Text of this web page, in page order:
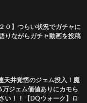
０】つらい状況でガチャに
ながらガチャ動画を投稿
天井覚悟のジェム投入！魔
ジェム価値ありにカモら
い！！【DQウォーク】ロ